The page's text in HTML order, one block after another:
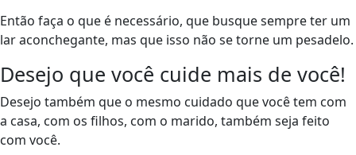
Então faça o que é necessário, que busque sempre ter um
lar aconchegante, mas que isso não se torne um pesadelo.
Desejo que você cuide mais de você!
Desejo também que o mesmo cuidado que você tem com
a casa, com os filhos, com o marido, também seja feito
com você.